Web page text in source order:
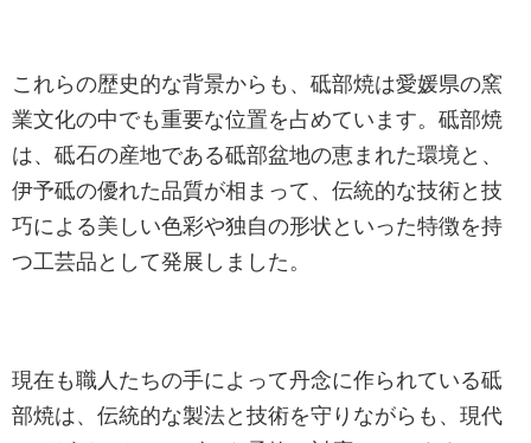
これらの歴史的な背景からも、砥部焼は愛媛県の窯
業文化の中でも重要な位置を占めています。砥部焼
は、砥石の産地である砥部盆地の恵まれた環境と、
伊予砥の優れた品質が相まって、伝統的な技術と技
巧による美しい色彩や独自の形状といった特徴を持
つ工芸品として発展しました。
現在も職人たちの手によって丹念に作られている砥
部焼は、伝統的な製法と技術を守りながらも、現代